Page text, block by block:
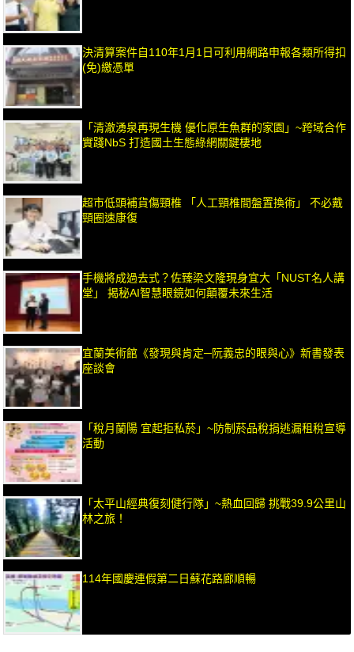
決清算案件自110年1月1日可利用網路申報各類所得扣
(免)繳憑單
「清澈湧泉再現生機 優化原生魚群的家園」~跨域合作
實踐NbS 打造國土生態綠網關鍵棲地
超市低頭補貨傷頸椎 「人工頸椎間盤置換術」 不必戴
頸圈速康復
手機將成過去式？佐臻梁文隆現身宜大「NUST名人講
堂」 揭秘AI智慧眼鏡如何顛覆未來生活
宜蘭美術館《發現與肯定─阮義忠的眼與心》新書發表
座談會
「稅月蘭陽 宜起拒私菸」~防制菸品稅捐逃漏租稅宣導
活動
「太平山經典復刻健行隊」~熱血回歸 挑戰39.9公里山
林之旅！
114年國慶連假第二日蘇花路廊順暢